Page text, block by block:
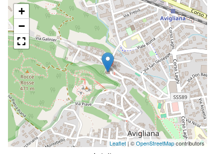
+
−
Leaflet| ©OpenStreetMapcontributors